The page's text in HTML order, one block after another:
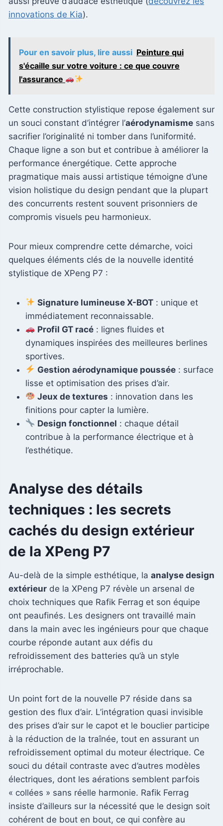
innovations de Kia).
Pour en savoir plus, lire aussi Peinture qui
s'écaille sur votre voiture : ce que couvre
l'assurance
Cette construction stylistique repose également sur
un souci constant d’intégrer l’aérodynamisme sans
sacrifier l’originalité ni tomber dans l’uniformité.
Chaque ligne a son but et contribue à améliorer la
performance énergétique. Cette approche
pragmatique mais aussi artistique témoigne d’une
vision holistique du design pendant que la plupart
des concurrents restent souvent prisonniers de
compromis visuels peu harmonieux.
Pour mieux comprendre cette démarche, voici
quelques éléments clés de la nouvelle identité
stylistique de XPeng P7 :
Signature lumineuse X-BOT : unique et
immédiatement reconnaissable.
Profil GT racé : lignes fluides et
dynamiques inspirées des meilleures berlines
sportives.
Gestion aérodynamique poussée : surface
lisse et optimisation des prises d’air.
Jeux de textures : innovation dans les
finitions pour capter la lumière.
Design fonctionnel : chaque détail
contribue à la performance électrique et à
l’esthétique.
Analyse des détails
techniques : les secrets
cachés du design extérieur
de la XPeng P7
Au-delà de la simple esthétique, la analyse design
extérieur de la XPeng P7 révèle un arsenal de
choix techniques que Rafik Ferrag et son équipe
ont peaufinés. Les designers ont travaillé main
dans la main avec les ingénieurs pour que chaque
courbe réponde autant aux défis du
refroidissement des batteries qu’à un style
irréprochable.
Un point fort de la nouvelle P7 réside dans sa
gestion des flux d’air. L’intégration quasi invisible
des prises d’air sur le capot et le bouclier participe
à la réduction de la traînée, tout en assurant un
refroidissement optimal du moteur électrique. Ce
souci du détail contraste avec d’autres modèles
électriques, dont les aérations semblent parfois
« collées » sans réelle harmonie. Rafik Ferrag
insiste d’ailleurs sur la nécessité que le design soit
cohérent de bout en bout, ce qui confère au